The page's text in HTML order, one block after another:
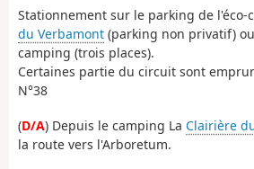
Stationnement sur le parking de l'éco-
du Verbamont (parking non privatif)
camping (trois places).
Certaines partie du circuit sont
N°38
(D/A) Depuis le camping La Clairière
la route vers l'Arboretum.